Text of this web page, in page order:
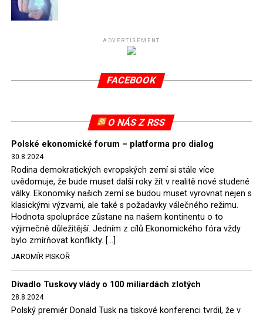
Připomeňme, že ukončení těžby hnědého uhlí pro
(SDEU) v souvislosti se stížnostmi českých samospráv
verdiktem španělské soudkyně Rosario Silva de Lapureta
tomuto rozhodnutí nevyhověla, proto na žádost
2022, než byl tento případ z důvodu uzavření dohody
Polska s Českou republikou o odstranění příčin sporu o
důl Turów vymazán z rejstříku tribunálu. Celkem si
Polsko nechalo z přiznaných evropských fondů odečíst
asi 70 milionů eur na pokutách a 45 milionů eur
zaplatilo jako odškodnění České republice – ale jak důl,
tak elektrárna nadále fungovaly. Už tehdy zástupci
tehdejší opozice a dnes vládnoucí koalice, jako
místopředseda Občanské platformy (PO) Rafał
Hołownia, přímo řekli, že by se polská vláda měla
tomuto rozhodnutí podřídit.
ADVERTISEMENT
FACEBOOK
O NÁS Z RSS
Polské ekonomické forum – platforma pro dialog
30.8.2024
Rodina demokratických evropských zemí si stále více
uvědomuje, že bude muset další roky žít v realitě nové studené
války. Ekonomiky našich zemí se budou muset vyrovnat nejen s
klasickými výzvami, ale také s požadavky válečného režimu.
Hodnota spolupráce zůstane na našem kontinentu o to
výjimečně důležitější. Jedním z cílů Ekonomického fóra vždy
bylo zmírňovat konflikty. […]
JAROMÍR PISKOŘ
Divadlo Tuskovy vlády o 100 miliardách zlotých
28.8.2024
Polský premiér Donald Tusk na tiskové konferenci tvrdil, že v